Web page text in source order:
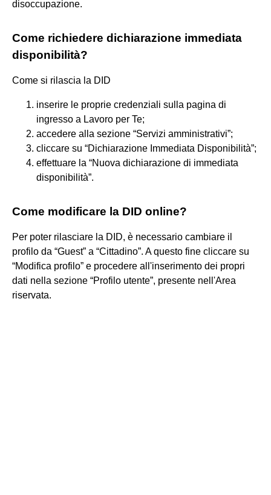
disoccupazione.
Come richiedere dichiarazione immediata
disponibilità?
Come si rilascia la DID
inserire le proprie credenziali sulla pagina di
ingresso a Lavoro per Te;
accedere alla sezione “Servizi amministrativi”;
cliccare su “Dichiarazione Immediata Disponibilità”;
effettuare la “Nuova dichiarazione di immediata
disponibilità”.
Come modificare la DID online?
Per poter rilasciare la DID, è necessario cambiare il
profilo da “Guest” a “Cittadino”. A questo fine cliccare su
“Modifica profilo” e procedere all'inserimento dei propri
dati nella sezione “Profilo utente”, presente nell'Area
riservata.